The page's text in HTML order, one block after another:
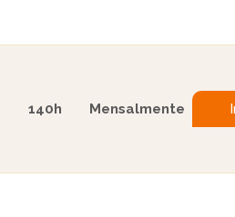
140h Mensalmente